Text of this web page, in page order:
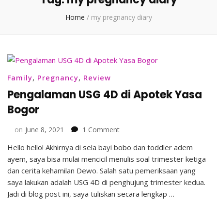
Home / my pregnancy diary
Family, Pregnancy, Review
Pengalaman USG 4D di Apotek Yasa
Bogor
on June 8, 2021 1 Commenton
USG
4D
di
Apotek
Yasa
Hello hello! Akhirnya di sela bayi bobo dan toddler adem
ayem, saya bisa mulai mencicil menulis soal trimester ketiga
dan cerita kehamilan Dewo. Salah satu pemeriksaan yang
saya lakukan adalah USG 4D di penghujung trimester kedua.
Jadi di blog post ini, saya tuliskan secara lengkap …